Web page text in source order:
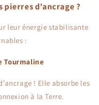
d’ancrage ?
leur énergie stabilisante
:
Tourmaline
! Elle absorbe les
à la Terre.